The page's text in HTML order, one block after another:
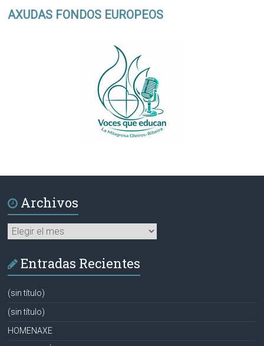
AXUDAS FONDOS EUROPEOS
Archivos
Archivos
Entradas Recientes
(sin título)
(sin título)
HOMENAXE